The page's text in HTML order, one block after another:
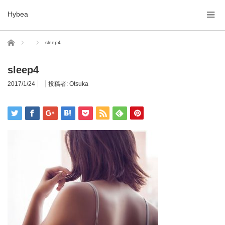
Hybea
ホーム sleep4
sleep4
2017/1/24 投稿者: Otsuka